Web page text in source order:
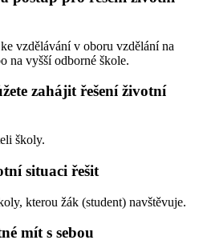
vzdělávání v oboru vzdělání na
na vyšší odborné škole.
zahájit řešení životní
školy.
situaci řešit
kterou žák (student) navštěvuje.
mít s sebou